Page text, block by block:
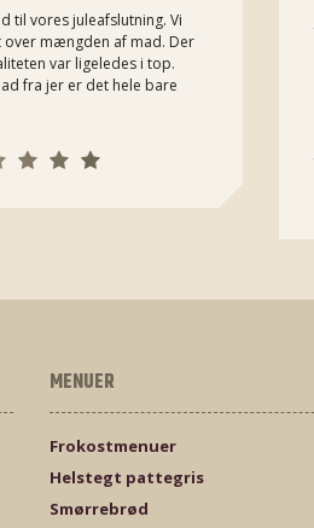
til vores juleafslutning. Vi
mængden af mad. Der
var ligeledes i top.
fra jer er det hele bare
MENUER
Frokostmenuer
Helstegt pattegris
Smørrebrød